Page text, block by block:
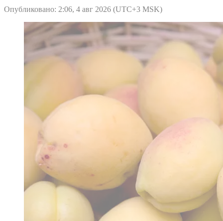
Опубликовано: 2:06, 4 авг 2026 (UTC+3 MSK)